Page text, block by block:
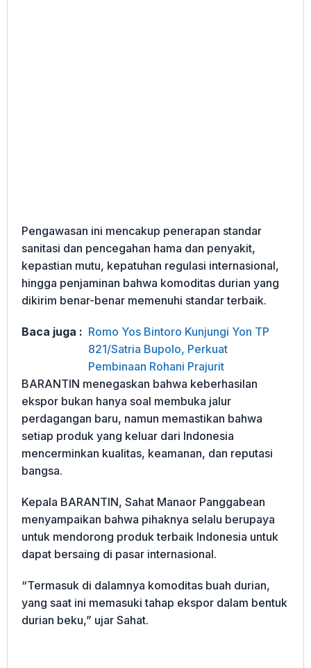
Pengawasan ini mencakup penerapan standar
sanitasi dan pencegahan hama dan penyakit,
kepastian mutu, kepatuhan regulasi internasional,
hingga penjaminan bahwa komoditas durian yang
dikirim benar-benar memenuhi standar terbaik.
Baca juga : Romo Yos Bintoro Kunjungi Yon TP
821/Satria Bupolo, Perkuat
Pembinaan Rohani Prajurit
BARANTIN menegaskan bahwa keberhasilan
ekspor bukan hanya soal membuka jalur
perdagangan baru, namun memastikan bahwa
setiap produk yang keluar dari Indonesia
mencerminkan kualitas, keamanan, dan reputasi
bangsa.
Kepala BARANTIN, Sahat Manaor Panggabean
menyampaikan bahwa pihaknya selalu berupaya
untuk mendorong produk terbaik Indonesia untuk
dapat bersaing di pasar internasional.
“Termasuk di dalamnya komoditas buah durian,
yang saat ini memasuki tahap ekspor dalam bentuk
durian beku,” ujar Sahat.